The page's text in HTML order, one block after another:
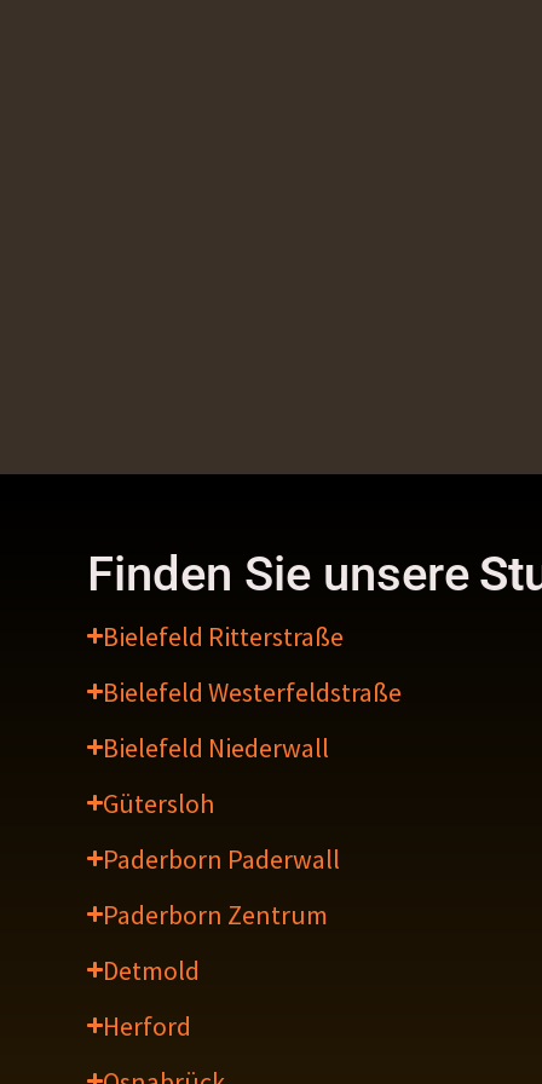
Finden Sie unsere
Bielefeld Ritterstraße
Bielefeld Westerfeldstraße
Bielefeld Niederwall
Gütersloh
Paderborn Paderwall
Paderborn Zentrum
Detmold
Herford